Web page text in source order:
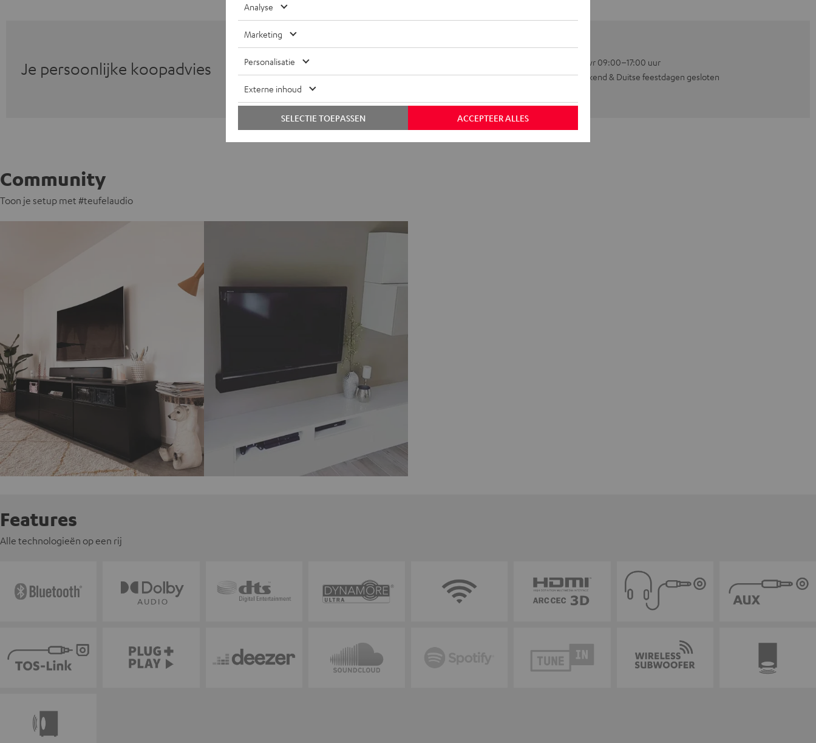
Je persoonlijke koopadvies
Ma–vr 09:00–17:00 uur
Weekend & Duitse feestdagen gesloten
Community
Toon je setup met #teufelaudio
Features
Alle technologieën op een rij
Analyse
Marketing
Personalisatie
Externe inhoud
ACCEPTEER ALLES
SELECTIE TOEPASSEN